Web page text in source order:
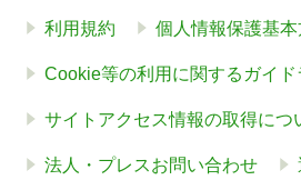
利用規約 個人情報保護基
Cookie等の利用に関するガイド
サイトアクセス情報の取得につ
法人・プレスお問い合わせ